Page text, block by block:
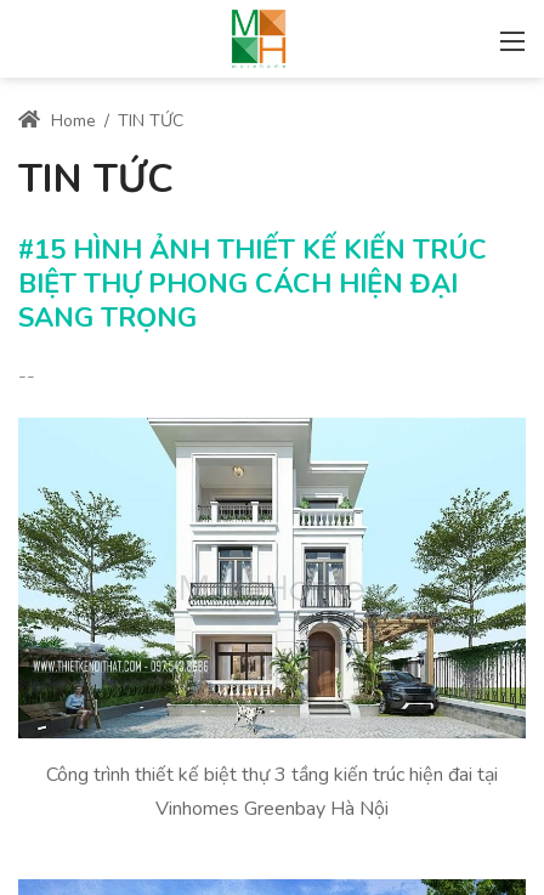
Home / TIN TỨC
TIN TỨC
#15 HÌNH ẢNH THIẾT KẾ KIẾN TRÚC
BIỆT THỰ PHONG CÁCH HIỆN ĐẠI
SANG TRỌNG
--
Công trình thiết kế biệt thự 3 tầng kiến trúc hiện đai tại
Vinhomes Greenbay Hà Nội